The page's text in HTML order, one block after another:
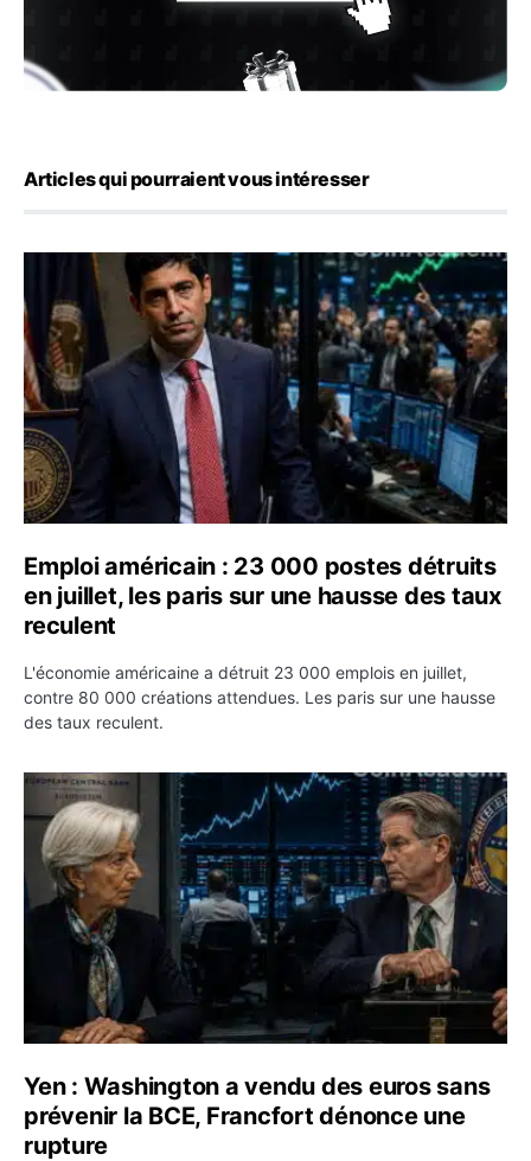
Articles qui pourraient vous intéresser
Emploi américain : 23 000 postes détruits en juillet, les
Emploi américain : 23 000 postes détruits
en juillet, les paris sur une hausse des taux
reculent
L'économie américaine a détruit 23 000 emplois en juillet,
contre 80 000 créations attendues. Les paris sur une hausse
des taux reculent.
Yen : Washington a vendu des euros sans prévenir la
Yen : Washington a vendu des euros sans
prévenir la BCE, Francfort dénonce une
rupture